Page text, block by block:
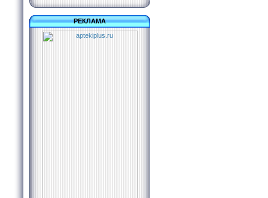
РЕКЛАМА